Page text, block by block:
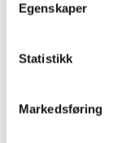
Egenskaper
Statistikk
Markedsføring
Tyskland er